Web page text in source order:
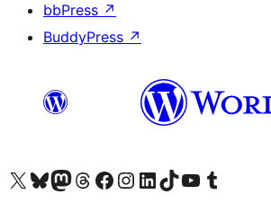
bbPress ↗
BuddyPress ↗
Visit our X (formerly Twitter) account
Visit our Bluesky account
Visit our Mastodon account
Visit our Threads account
Посетете нашата страница във Facebook
Посетете нашия профил в Instagram
Посетете нашия профил в LinkedIn
Visit our TikTok account
Visit our YouTube channel
Visit our Tumblr account